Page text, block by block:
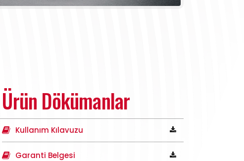
Ürün Dökümanlar
Kullanım Kılavuzu
Garanti Belgesi